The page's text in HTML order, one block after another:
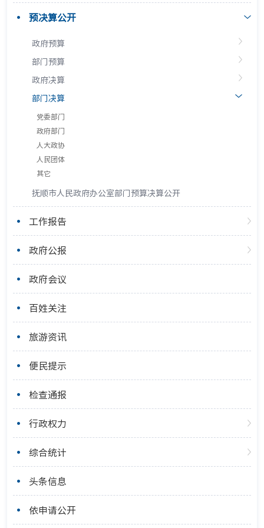
预决算公开
政府预算
部门预算
政府决算
部门决算
党委部门
政府部门
人大政协
人民团体
其它
抚顺市人民政府办公室部门预算决算公开
工作报告
政府公报
政府会议
百姓关注
旅游资讯
便民提示
检查通报
行政权力
综合统计
头条信息
依申请公开